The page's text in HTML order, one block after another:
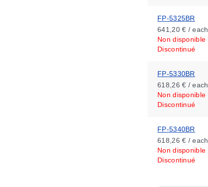
FP-5325BR
641,20 € / each
Non disponible
Discontinué
FP-5330BR
618,26 € / each
Non disponible
Discontinué
FP-5340BR
618,26 € / each
Non disponible
Discontinué